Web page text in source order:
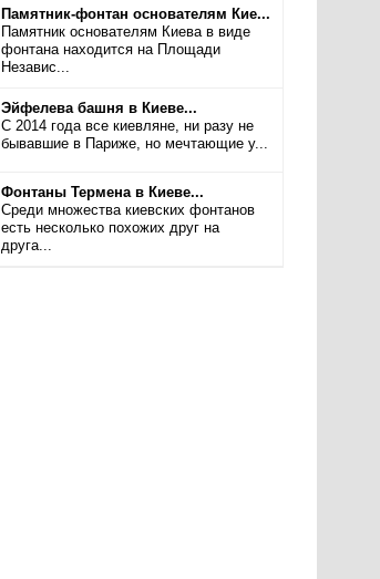
Памятник-фонтан основателям Кие...
Памятник основателям Киева в виде
фонтана находится на Площади
Независ...
Эйфелева башня в Киеве...
С 2014 года все киевляне, ни разу не
бывавшие в Париже, но мечтающие у...
Фонтаны Термена в Киеве...
Среди множества киевских фонтанов
есть несколько похожих друг на
друга...